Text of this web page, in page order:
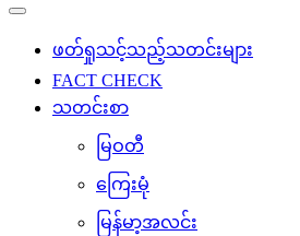
ဖတ်ရှုသင့်သည့်သတင်းများ
FACT CHECK
သတင်းစာ
မြဝတီ
ကြေးမုံ
မြန်မာ့အလင်း